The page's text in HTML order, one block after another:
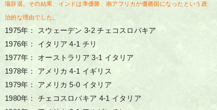
場辞退。その結果、インドは準優勝、南アフリカが優勝国になったという政
治的な理由でした。
1975年： スウェーデン 3-2 チェコスロバキア
1976年： イタリア 4-1 チリ
1977年： オーストラリア 3-1 イタリア
1978年： アメリカ 4-1 イギリス
1979年： アメリカ 5-0 イタリア
1980年： チェコスロバキア 4-1 イタリア